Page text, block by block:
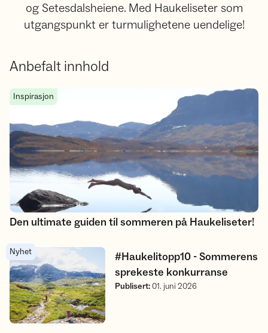
og Setesdalsheiene. Med Haukeliseter som
utgangspunkt er turmulighetene uendelige!
Anbefalt innhold
Den ultimate guiden til sommeren på Haukeliseter!
Inspirasjon
Den ultimate guiden til sommeren på Haukeliseter!
#Haukelitopp10 - Sommerens sprekeste konkurranse
Nyhet
Publisert:01. juni 2026
#Haukelitopp10 - Sommerens
sprekeste konkurranse